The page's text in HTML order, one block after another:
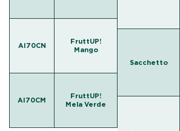
AI70CN
FruttUP!
Mango
AI70CM
FruttUP!
Mela Verde
Sacchetto